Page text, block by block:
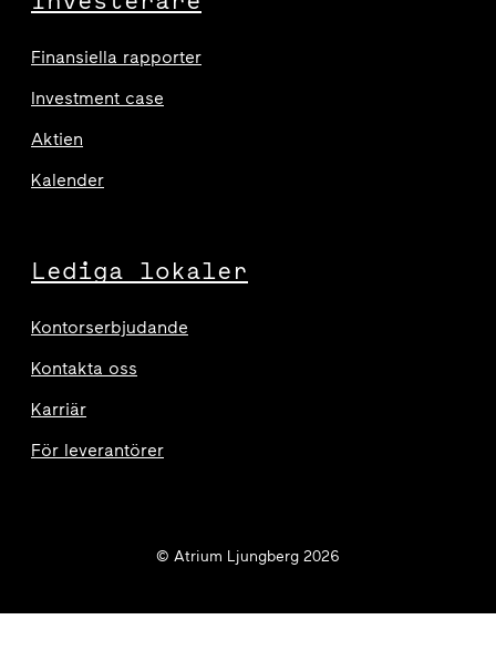
Finansiella rapporter
Investment case
Aktien
Kalender
Lediga lokaler
Kontorserbjudande
Kontakta oss
Karriär
För leverantörer
© Atrium Ljungberg 2026